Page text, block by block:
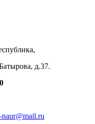
д.37.
naur@mail.ru